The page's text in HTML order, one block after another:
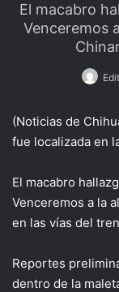
El macabro
Venceremos
(Noticias de
fue localizada en
El macabro
Venceremos a la
en las vías del
Reportes
dentro de la